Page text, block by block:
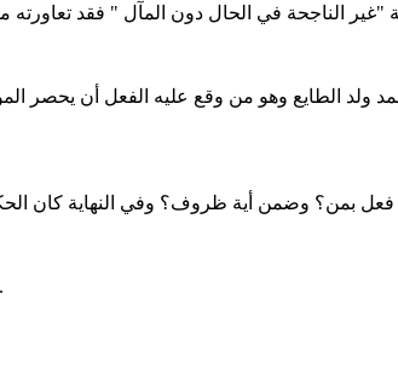
ولد الطايع وهو من وقع عليه الفعل أن يحصر
وحسنا فعل فهذا من حكمته وتبصره وفهمه لمقتضيات المرحلة بالنسبة لحكمه ومجتمعه.